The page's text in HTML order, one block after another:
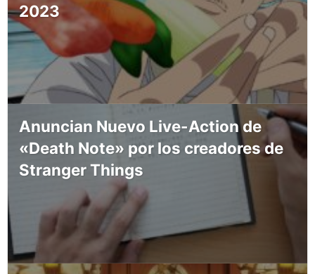
2023
Anuncian Nuevo Live-Action de
«Death Note» por los creadores de
Stranger Things